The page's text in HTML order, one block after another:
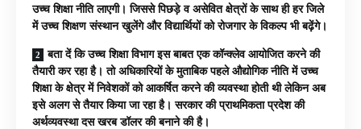
उच्च शिक्षा नीति लाएगी। जिससे पिछड़े व असेवित क्षेत्रों के साथ ही हर जिले
में उच्च शिक्षण संस्थान खुलेंगे और विद्यार्थियों को रोजगार के विकल्प भी बढ़ेंगे।
बता दें कि उच्च शिक्षा विभाग इस बाबत एक कॉन्क्लेव आयोजित करने की
तैयारी कर रहा है। तो अधिकारियों के मुताबिक पहले औद्योगिक नीति में उच्च
शिक्षा के क्षेत्र में निवेशकों को आकर्षित करने की व्यवस्था होती थी लेकिन अब
इसे अलग से तैयार किया जा रहा है। सरकार की प्राथमिकता प्रदेश की
अर्थव्यवस्था दस खरब डॉलर की बनाने की है।